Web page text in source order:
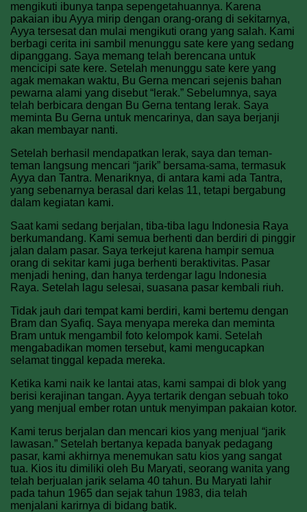
mengikuti ibunya tanpa sepengetahuannya. Karena
pakaian ibu Ayya mirip dengan orang-orang di sekitarnya,
Ayya tersesat dan mulai mengikuti orang yang salah. Kami
berbagi cerita ini sambil menunggu sate kere yang sedang
dipanggang. Saya memang telah berencana untuk
mencicipi sate kere. Setelah menunggu sate kere yang
agak memakan waktu, Bu Gerna mencari sejenis bahan
pewarna alami yang disebut “lerak.” Sebelumnya, saya
telah berbicara dengan Bu Gerna tentang lerak. Saya
meminta Bu Gerna untuk mencarinya, dan saya berjanji
akan membayar nanti.
Setelah berhasil mendapatkan lerak, saya dan teman-
teman langsung mencari “jarik” bersama-sama, termasuk
Ayya dan Tantra. Menariknya, di antara kami ada Tantra,
yang sebenarnya berasal dari kelas 11, tetapi bergabung
dalam kegiatan kami.
Saat kami sedang berjalan, tiba-tiba lagu Indonesia Raya
berkumandang. Kami semua berhenti dan berdiri di pinggir
jalan dalam pasar. Saya terkejut karena hampir semua
orang di sekitar kami juga berhenti beraktivitas. Pasar
menjadi hening, dan hanya terdengar lagu Indonesia
Raya. Setelah lagu selesai, suasana pasar kembali riuh.
Tidak jauh dari tempat kami berdiri, kami bertemu dengan
Bram dan Syafiq. Saya menyapa mereka dan meminta
Bram untuk mengambil foto kelompok kami. Setelah
mengabadikan momen tersebut, kami mengucapkan
selamat tinggal kepada mereka.
Ketika kami naik ke lantai atas, kami sampai di blok yang
berisi kerajinan tangan. Ayya tertarik dengan sebuah toko
yang menjual ember rotan untuk menyimpan pakaian kotor.
Kami terus berjalan dan mencari kios yang menjual “jarik
lawasan.” Setelah bertanya kepada banyak pedagang
pasar, kami akhirnya menemukan satu kios yang sangat
tua. Kios itu dimiliki oleh Bu Maryati, seorang wanita yang
telah berjualan jarik selama 40 tahun. Bu Maryati lahir
pada tahun 1965 dan sejak tahun 1983, dia telah
menjalani karirnya di bidang batik.